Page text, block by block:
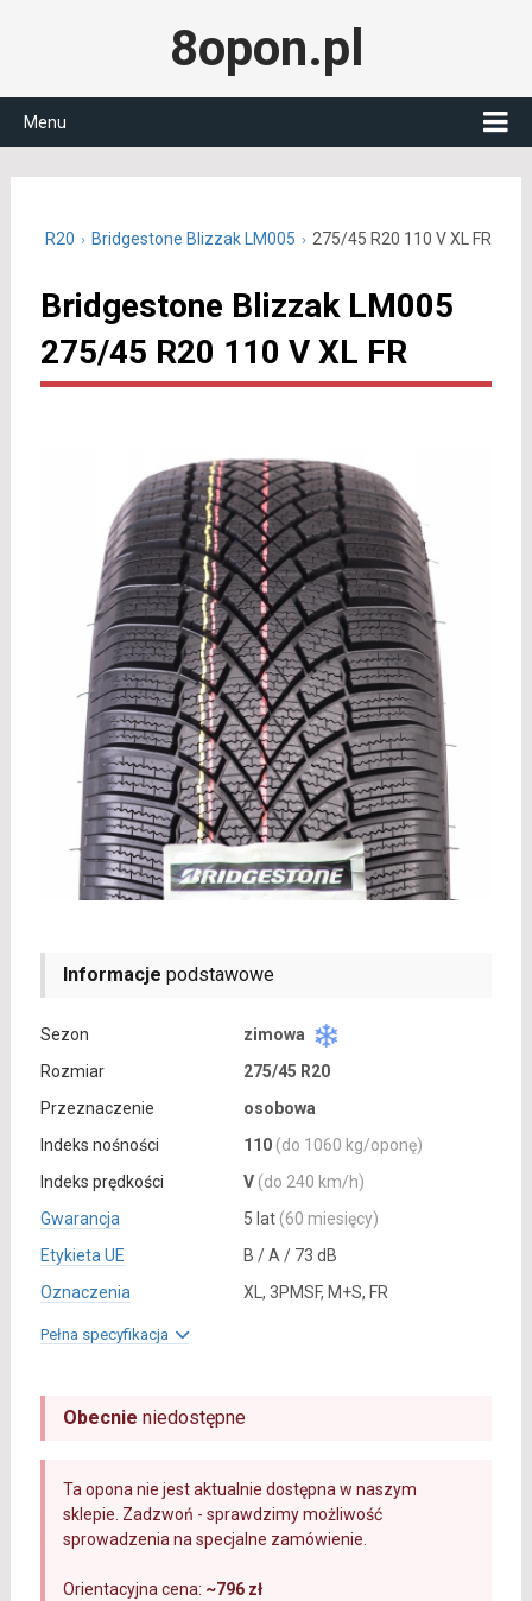
8opon.pl
Menu
45 R20 Bridgestone Blizzak LM005 275/45 R20 110 V XL FR
Bridgestone Blizzak LM005
275/45 R20 110 V XL FR
Informacje podstawowe
Sezon
zimowa
Rozmiar
275/45 R20
Przeznaczenie
osobowa
Indeks nośności
110 (do 1060 kg/oponę)
Indeks prędkości
V (do 240 km/h)
Gwarancja
5 lat (60 miesięcy)
Etykieta UE
B / A / 73 dB
Oznaczenia
XL, 3PMSF, M+S, FR
Pełna specyfikacja
Obecnie niedostępne
Ta opona nie jest aktualnie dostępna w naszym
sklepie. Zadzwoń - sprawdzimy możliwość
sprowadzenia na specjalne zamówienie.
Orientacyjna cena: ~796 zł